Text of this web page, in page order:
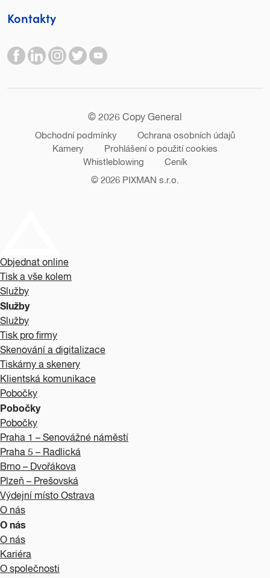
Kontakty
© 2026 Copy General
Obchodní podmínky
Ochrana osobních údajů
Kamery
Prohlášení o použití cookies
Whistleblowing
Ceník
© 2026 PIXMAN s.r.o.
Objednat online
Tisk a vše kolem
Služby
Služby
Služby
Tisk pro firmy
Skenování a digitalizace
Tiskárny a skenery
Klientská komunikace
Pobočky
Pobočky
Pobočky
Praha 1 – Senovážné náměstí
Praha 5 – Radlická
Brno – Dvořákova
Plzeň – Prešovská
Výdejní místo Ostrava
O nás
O nás
O nás
Kariéra
O společnosti